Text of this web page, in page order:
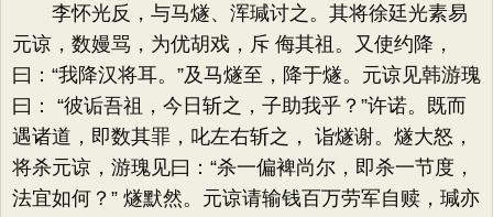
李怀光反，与马燧、浑瑊讨之。其将徐廷光素易
元谅，数嫚骂，为优胡戏，斥 侮其祖。又使约降，
曰：“我降汉将耳。”及马燧至，降于燧。元谅见韩游瑰
曰： “彼诟吾祖，今日斩之，子助我乎？”许诺。既而
遇诸道，即数其罪，叱左右斩之， 诣燧谢。燧大怒，
将杀元谅，游瑰见曰：“杀一偏裨尚尔，即杀一节度，
法宜如何？” 燧默然。元谅请输钱百万劳军自赎，瑊亦